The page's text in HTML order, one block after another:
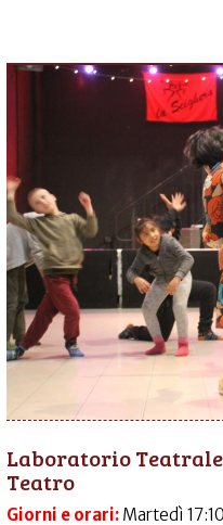
Laboratorio
Teatro
Giorni e orari: Martedì